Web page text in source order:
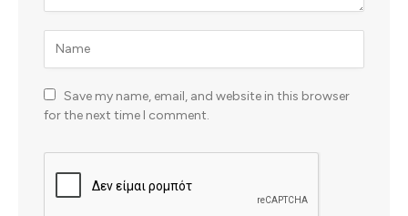
Save my name, email, and website in this browser
for the next time I comment.